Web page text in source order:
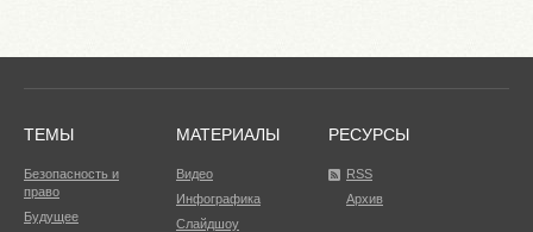
ТЕМЫ
Безопасность и
право
Будущее
МАТЕРИАЛЫ
Видео
Инфографика
Слайдшоу
РЕСУРСЫ
RSS
Архив